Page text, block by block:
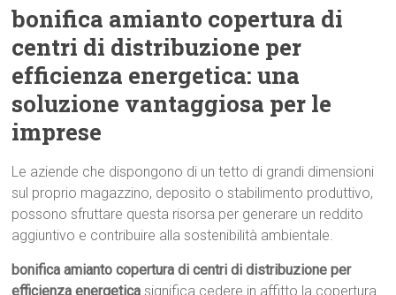
bonifica amianto copertura di
centri di distribuzione per
efficienza energetica: una
soluzione vantaggiosa per le
imprese
Le aziende che dispongono di un tetto di grandi dimensioni
sul proprio magazzino, deposito o stabilimento produttivo,
possono sfruttare questa risorsa per generare un reddito
aggiuntivo e contribuire alla sostenibilità ambientale.
bonifica amianto copertura di centri di distribuzione per
efficienza energetica significa cedere in affitto la copertura